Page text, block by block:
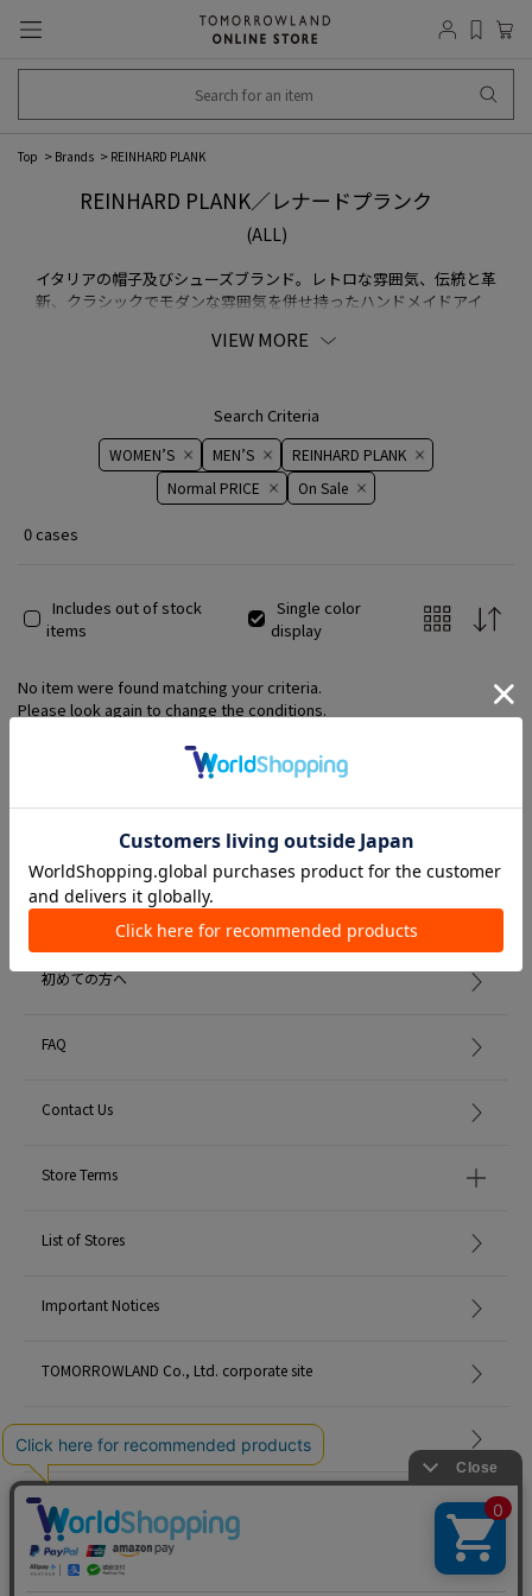
Top Brands REINHARD PLANK
REINHARD PLANK／レナードプランク
(ALL)
イタリアの帽子及びシューズブランド。レトロな雰囲気、伝統と革
新、クラシックでモダンな雰囲気を併せ持ったハンドメイドアイ
工芸大学でインダストリアルデザインを学んだ後、2003年よりウ
VIEW MORE
Search Criteria
WOMEN’S MEN’S
REINHARD PLANK
Normal PRICE
On ​​Sale​​
0 cases
Includes out of stock
items
Single color
display
No item were found matching your criteria.
Please look again to change the conditions.
Member Services
初めての方へ
FAQ
Contact Us
Store Terms
List of Stores
Important Notices
TOMORROWLAND Co., Ltd. corporate site
Careers
Site Map